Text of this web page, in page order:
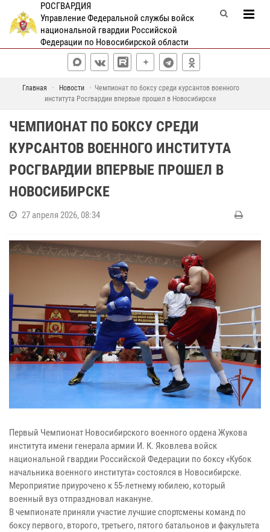
РОСГВАРДИЯ
Управление Федеральной службы войск
национальной гвардии Российской
Федерации по Новосибирской области
Главная Новости
Чемпионат по боксу среди курсантов военного
института Росгвардии впервые прошел в Новосибирске
ЧЕМПИОНАТ ПО БОКСУ СРЕДИ
КУРСАНТОВ ВОЕННОГО ИНСТИТУТА
РОСГВАРДИИ ВПЕРВЫЕ ПРОШЕЛ В
НОВОСИБИРСКЕ
27 апреля 2026, 08:34
Первый Чемпионат Новосибирского военного ордена Жукова
института имени генерала армии И. К. Яковлева войск
национальной гвардии Российской Федерации по боксу «Кубок
начальника военного института» состоялся в Новосибирске.
Мероприятие приурочено к 55-летнему юбилею, который
военный вуз отпраздновал накануне.
В чемпионате приняли участие лучшие спортсмены команд по
боксу первого, второго, третьего, пятого батальонов и факультета